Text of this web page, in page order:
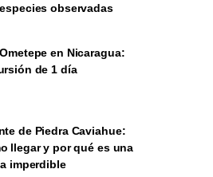
observadas
en Nicaragua:
de 1 día
de Piedra Caviahue:
llegar y por qué es una
imperdible